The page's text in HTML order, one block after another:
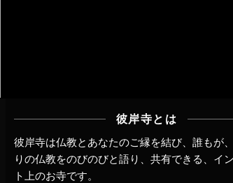
彼岸寺とは
彼岸寺は仏教とあなたのご縁を結び、誰もが
りの仏教をのびのびと語り、共有できる、イ
ト上のお寺です。